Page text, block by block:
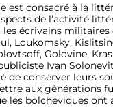
est consacré à la
de l’activité
écrivains militaires
Loukomsky,
Golovine,
Ivan
de conserver leurs
aux générations
les bolcheviques ont